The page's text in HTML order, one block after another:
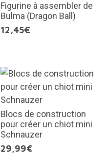
Figurine à assembler de
Bulma (Dragon Ball)
12,45€
Blocs de construction
pour créer un chiot mini
Schnauzer
29,99€